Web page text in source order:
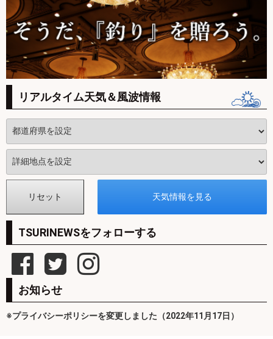
リアルタイム天気＆風波情報
TSURINEWSをフォローする
お知らせ
※プライバシーポリシーを変更しました（2022年11月17日）